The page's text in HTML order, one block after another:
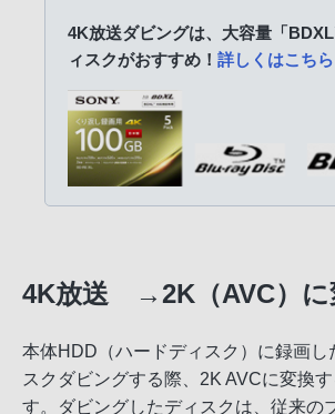
4K放送ダビングは、大容量「
ィスクがおすすめ！ 詳しくはこちら
4K放送 →2K（AVC）に
本体HDD（ハードディスク）に録画し
スクダビングする際、2K AVCに変換
す。ダビングしたディスクは、従来の